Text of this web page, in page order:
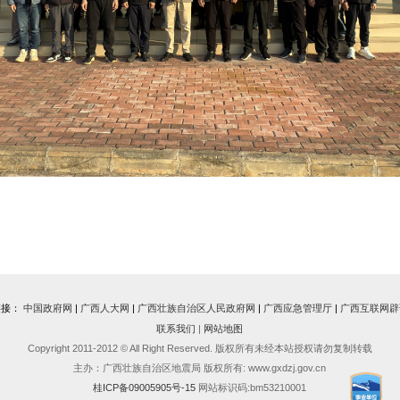
： 中国政府网 | 广西人大网 | 广西壮族自治区人民政府网 | 广西应急管理厅| 广西互联网
联系我们
网站地图
Copyright 2011-2012 © All Right Reserved. 版权所有未经本站授权请勿复制转载
主办：广西壮族自治区地震局 版权所有: www.gxdzj.gov.cn
桂ICP备09005905号-15 网站标识码:bm53210001